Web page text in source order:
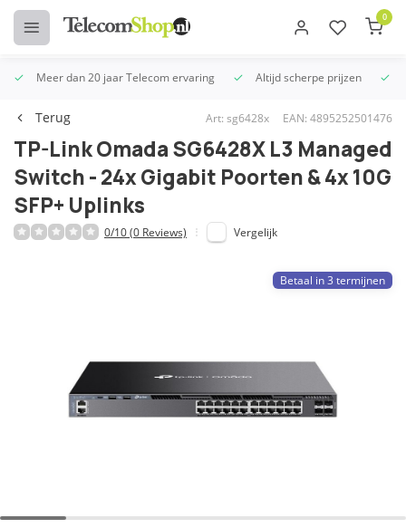
0
Meer dan 20 jaar Telecom ervaring Altijd scherpe prijzen
Terug Art: sg6428x EAN: 4895252501476
TP-Link Omada SG6428X L3 Managed
Switch - 24x Gigabit Poorten & 4x 10G
SFP+ Uplinks
0/10 (0 Reviews) Vergelijk
Betaal in 3 termijnen